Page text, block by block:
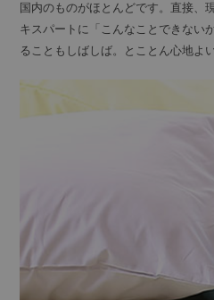
国内のものがほとんどです。直接、
キスパートに「こんなことできない
ることもしばしば。とことん心地よ